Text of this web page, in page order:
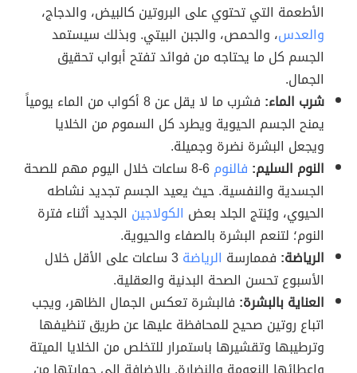
الأطعمة التي تحتوي على البروتين كالبيض، والدجاج،
والعدس، والحمص، والجبن البيتي. وبذلك سيستمد
الجسم كل ما يحتاجه من فوائد تفتح أبواب تحقيق
الجمال.
شرب الماء:
فشرب ما لا يقل عن 8 أكواب من الماء يومياً
يمنح الجسم الحيوية ويطرد كل السموم من الخلايا
ويجعل البشرة نضرة وجميلة.
النوم السليم: فالنوم
6-8 ساعات خلال اليوم مهم للصحة
الجسدية والنفسية. حيث يعيد الجسم تجديد نشاطه
الحيوي، ويُنتج الجلد بعض الكولاجين الجديد أثناء فترة
النوم؛ لتنعم البشرة بالصفاء والحيوية.
الرياضة: فممارسة الرياضة 3 ساعات على الأقل خلال
الأسبوع تحسن الصحة البدنية والعقلية.
العناية بالبشرة: فالبشرة تعكس الجمال الظاهر، ويجب
اتباع روتين صحيح للمحافظة عليها عن طريق تنظيفها
وترطيبها وتقشيرها باستمرار للتخلص من الخلايا الميتة